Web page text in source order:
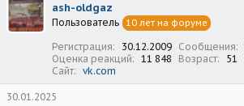
ash-oldgaz
Пользователь 10 лет на форуме
Регистрация 30.12.2009 Сообщения
Оценка реакций
11 848 Возраст 51
Сайт
vk.com
30.01.2025